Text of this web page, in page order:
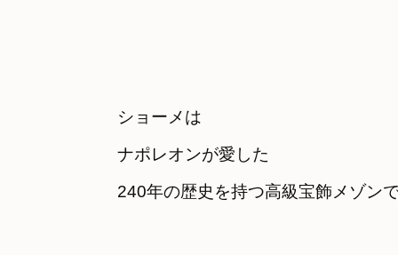
ショーメは
ナポレオンが愛した
240年の歴史を持つ高級宝飾メゾン